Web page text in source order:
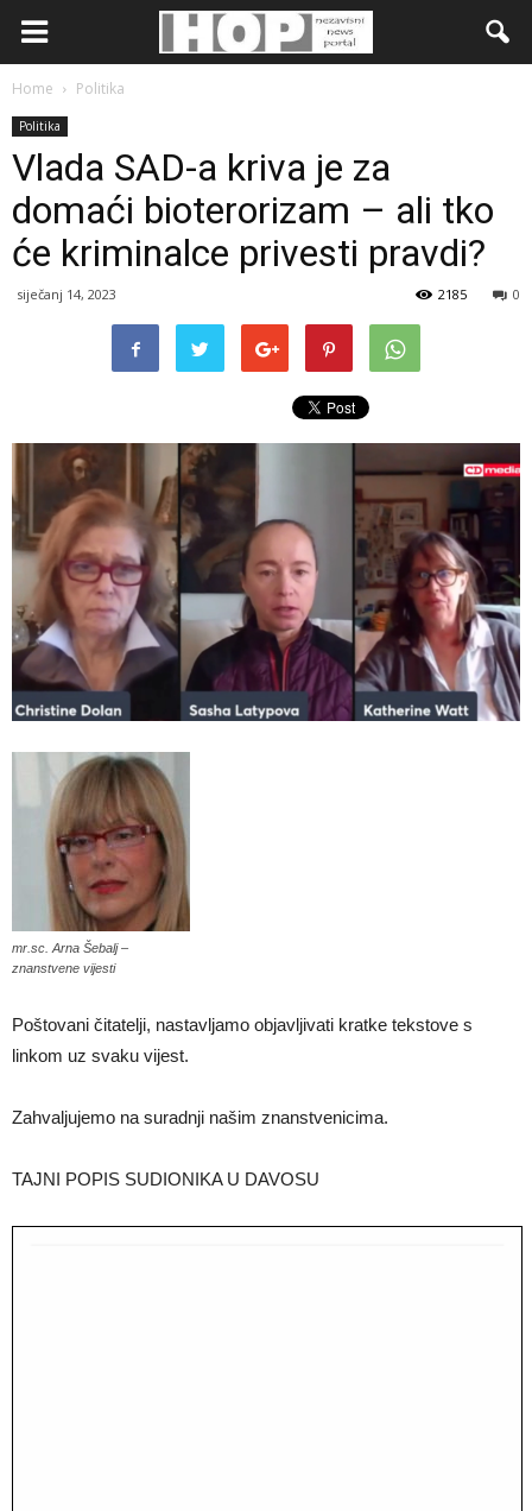
Home Politika
Politika
Vlada SAD-a kriva je za
domaći bioterorizam – ali tko
će kriminalce privesti pravdi?
siječanj 14, 2023 0
2185
mr.sc. Arna Šebalj –
znanstvene vijesti
Poštovani čitatelji, nastavljamo objavljivati kratke tekstove s
linkom uz svaku vijest.
Zahvaljujemo na suradnji našim znanstvenicima.
TAJNI POPIS SUDIONIKA U DAVOSU